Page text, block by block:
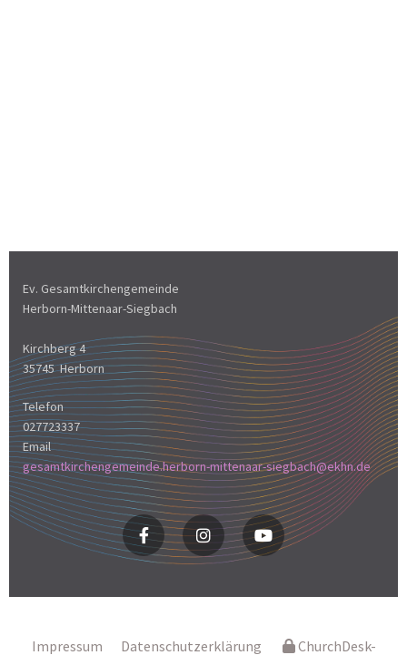
Ev. Gesamtkirchengemeinde
Herborn-Mittenaar-Siegbach
Kirchberg 4
35745 Herborn
Telefon
027723337
Email
gesamtkirchengemeinde.herborn-mittenaar-siegbach@ekhn.de
Impressum Datenschutzerklärung ChurchDesk-